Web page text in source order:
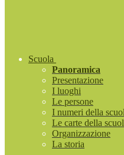
Scuola
Panoramica
Presentazione
I luoghi
Le persone
I numeri della
Le carte della
Organizzazione
La storia